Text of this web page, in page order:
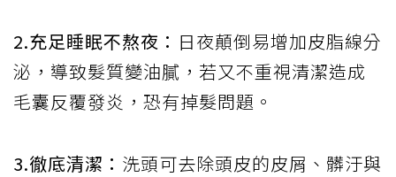
2.充足睡眠不熬夜： 日夜顛倒易增加皮脂線分
泌，導致髮質變油膩，若又不重視清潔造成
毛囊反覆發炎，恐有掉髮問題。
3.徹底清潔： 洗頭可去除頭皮的皮屑、髒汙與